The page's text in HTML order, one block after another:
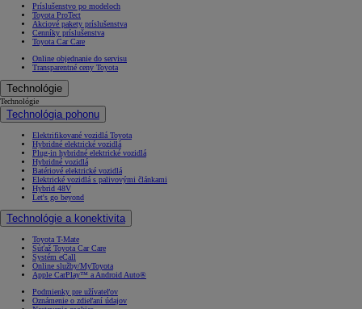
Príslušenstvo po modeloch
Toyota ProTect
Akciové pakety príslušenstva
Cenníky príslušenstva
Toyota Car Care
Online objednanie do servisu
Transparentné ceny Toyota
Technológie
Technológie
Technológia pohonu
Elektrifikované vozidlá Toyota
Hybridné elektrické vozidlá
Plug-in hybridné elektrické vozidlá
Hybridné vozidlá
Batériové elektrické vozidlá
Elektrické vozidlá s palivovými článkami
Hybrid 48V
Let's go beyond
Technológie a konektivita
Toyota T-Mate
Súťaž Toyota Car Care
Systém eCall
Online služby/MyToyota
Apple CarPlay™ a Android Auto®
Podmienky pre užívateľov
Oznámenie o zdieľaní údajov